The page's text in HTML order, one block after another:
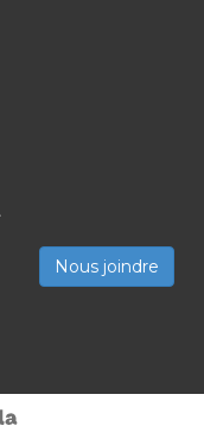
Nous joindre